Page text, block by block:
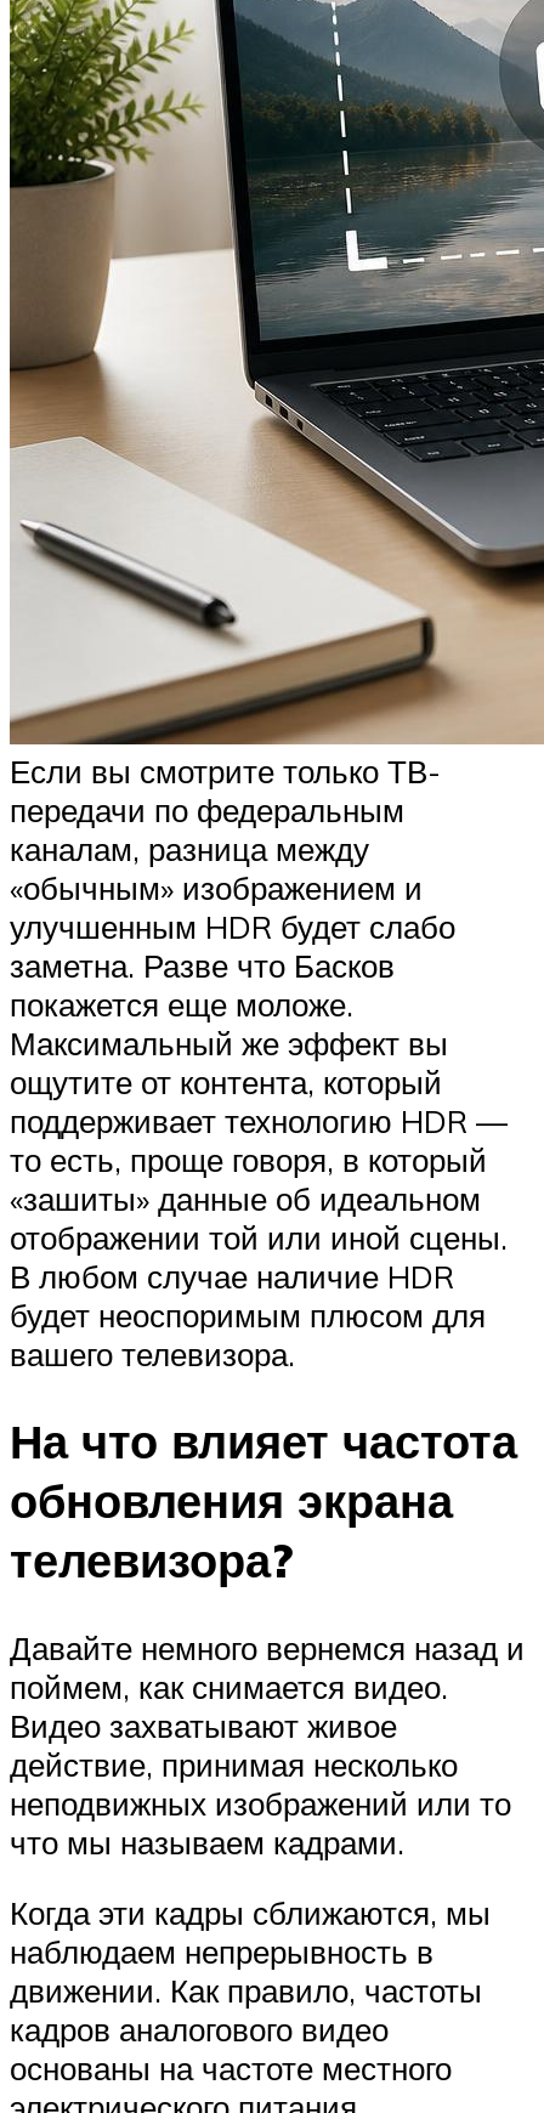
Если вы смотрите только ТВ-
передачи по федеральным
каналам, разница между
«обычным» изображением и
улучшенным HDR будет слабо
заметна. Разве что Басков
покажется еще моложе.
Максимальный же эффект вы
ощутите от контента, который
поддерживает технологию HDR —
то есть, проще говоря, в который
«зашиты» данные об идеальном
отображении той или иной сцены.
В любом случае наличие HDR
будет неоспоримым плюсом для
вашего телевизора.
На что влияет частота
обновления экрана
телевизора?
Давайте немного вернемся назад и
поймем, как снимается видео.
Видео захватывают живое
действие, принимая несколько
неподвижных изображений или то
что мы называем кадрами.
Когда эти кадры сближаются, мы
наблюдаем непрерывность в
движении. Как правило, частоты
кадров аналогового видео
основаны на частоте местного